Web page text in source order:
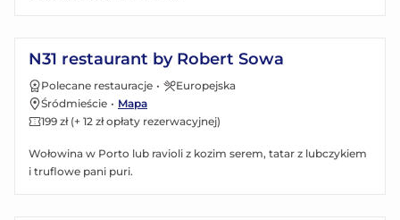
N31 restaurant by Robert Sowa
Polecane restauracje •
Europejska
Śródmieście • Mapa
199 zł (+ 12 zł opłaty rezerwacyjnej)
Wołowina w Porto lub ravioli z kozim serem, tatar z lubczykiem
i truflowe pani puri.